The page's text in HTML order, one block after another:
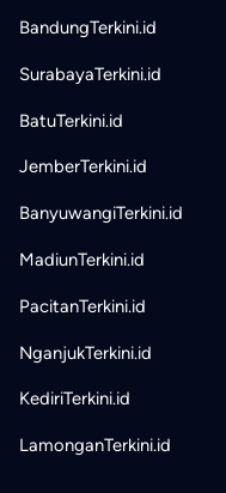
BandungTerkini.id
SurabayaTerkini.id
BatuTerkini.id
JemberTerkini.id
BanyuwangiTerkini.id
MadiunTerkini.id
PacitanTerkini.id
NganjukTerkini.id
KediriTerkini.id
LamonganTerkini.id